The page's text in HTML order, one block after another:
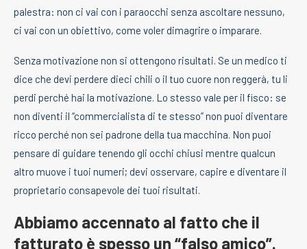
palestra: non ci vai con i paraocchi senza ascoltare nessuno,
ci vai con un obiettivo, come voler dimagrire o imparare.
Senza motivazione non si ottengono risultati. Se un medico ti
dice che devi perdere dieci chili o il tuo cuore non reggerà, tu li
perdi perché hai la motivazione. Lo stesso vale per il fisco: se
non diventi il “commercialista di te stesso” non puoi diventare
ricco perché non sei padrone della tua macchina. Non puoi
pensare di guidare tenendo gli occhi chiusi mentre qualcun
altro muove i tuoi numeri; devi osservare, capire e diventare il
proprietario consapevole dei tuoi risultati.
Abbiamo accennato al fatto che il
fatturato è spesso un “falso amico”.